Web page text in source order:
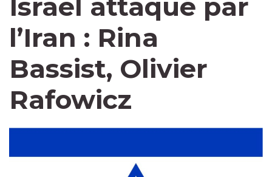
Israël attaqué par
l’Iran : Rina
Bassist, Olivier
Rafowicz